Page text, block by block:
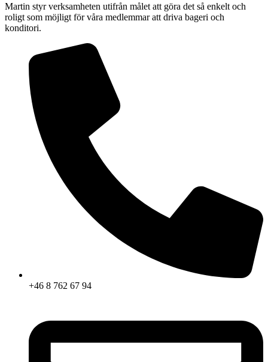
Martin styr verksamheten utifrån målet att göra det så enkelt och
roligt som möjligt för våra medlemmar att driva bageri och
konditori.
+46 8 762 67 94